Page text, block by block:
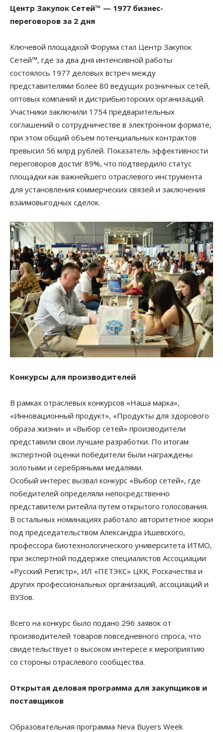
Центр Закупок Сетей™ — 1977 бизнес-
переговоров за 2 дня
Ключевой площадкой Форума стал Центр Закупок
Сетей™, где за два дня интенсивной работы
состоялось 1977 деловых встреч между
представителями более 80 ведущих розничных сетей,
оптовых компаний и дистрибьюторских организаций.
Участники заключили 1754 предварительных
соглашений о сотрудничестве в электронном формате,
при этом общий объем потенциальных контрактов
превысил 56 млрд рублей. Показатель эффективности
переговоров достиг 89%, что подтвердило статус
площадки как важнейшего отраслевого инструмента
для установления коммерческих связей и заключения
взаимовыгодных сделок.
Конкурсы для производителей
В рамках отраслевых конкурсов «Наша марка»,
«Инновационный продукт», «Продукты для здорового
образа жизни» и «Выбор сетей» производители
представили свои лучшие разработки. По итогам
экспертной оценки победители были награждены
золотыми и серебряными медалями.
Особый интерес вызвал конкурс «Выбор сетей», где
победителей определяли непосредственно
представители ритейла путем открытого голосования.
В остальных номинациях работало авторитетное жюри
под председательством Александра Ишевского,
профессора биотехнологического университета ИТМО,
при экспертной поддержке специалистов Ассоциации
«Русский Регистр», ИЛ «ПЕТЭКС» ЦКК, Роскачества и
других профессиональных организаций, ассоциаций и
ВУЗов.
Всего на конкурс было подано 296 заявок от
производителей товаров повседневного спроса, что
свидетельствует о высоком интересе к мероприятию
со стороны отраслевого сообщества.
Открытая деловая программа для закупщиков и
поставщиков
Образовательная программа Neva Buyers Week